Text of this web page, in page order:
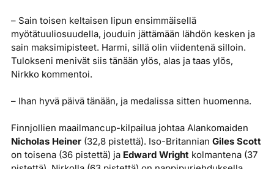
– Sain toisen keltaisen lipun ensimmäisellä
myötätuuliosuudella, jouduin jättämään lähdön kesken ja
sain maksimipisteet. Harmi, sillä olin viidentenä silloin.
Tulokseni menivät siis tänään ylös, alas ja taas ylös,
Nirkko kommentoi.
– Ihan hyvä päivä tänään, ja medalissa sitten huomenna.
Finnjollien maailmancup-kilpailua johtaa Alankomaiden
Nicholas Heiner(32,8 pistettä). Iso-Britannian Giles Scott
on toisena (36 pistettä) ja Edward Wright kolmantena (37